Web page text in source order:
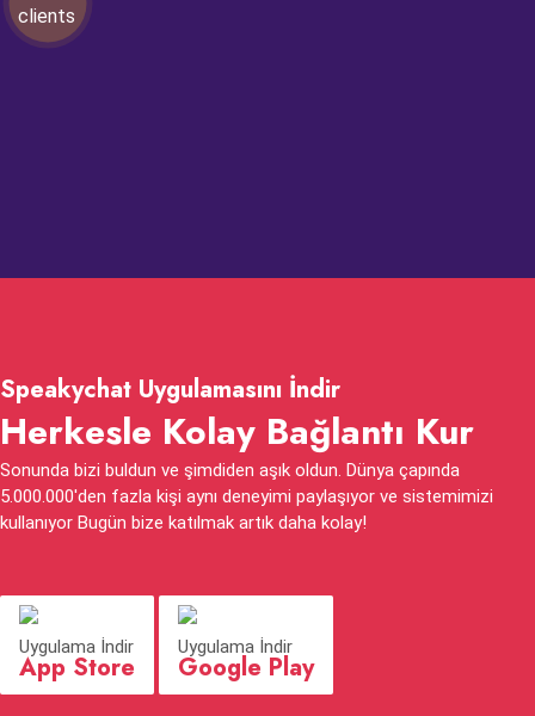
Speakychat Uygulamasını İndir
Herkesle Kolay Bağlantı Kur
Sonunda bizi buldun ve şimdiden aşık oldun. Dünya çapında
5.000.000'den fazla kişi aynı deneyimi paylaşıyor ve sistemimizi
kullanıyor Bugün bize katılmak artık daha kolay!
Uygulama İndir
App Store
Uygulama İndir
Google Play